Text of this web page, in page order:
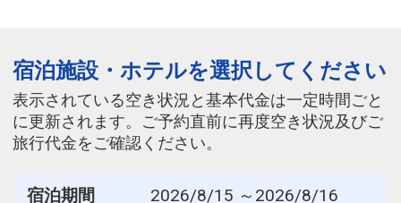
列車をさらに見る
宿泊施設・ホテルを選択してください
表示されている空き状況と基本代金は一定時間ごと
に更新されます。ご予約直前に再度空き状況及びご
旅行代金をご確認ください。
宿泊期間
2026/8/15 ～2026/8/16